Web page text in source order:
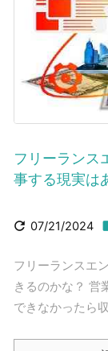
フリーランス
事する現実は
 07/21/2024
フリーランスエ
きるのかな？ 営
できなかったら